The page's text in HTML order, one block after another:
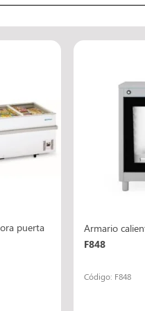
puerta
Armario
F848
Código: F848